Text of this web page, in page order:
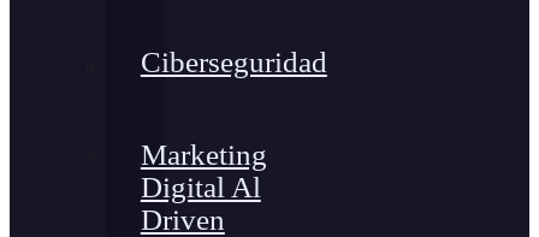
Ciberseguridad
Marketing
Digital Al
Driven